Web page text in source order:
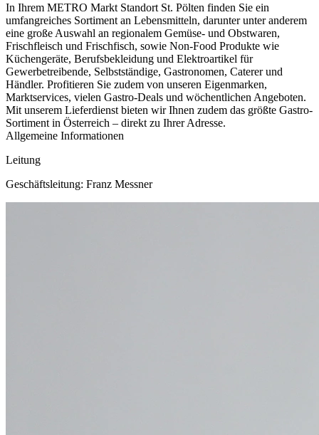
In Ihrem METRO Markt Standort St. Pölten finden Sie ein
umfangreiches Sortiment an Lebensmitteln, darunter unter anderem
eine große Auswahl an regionalem Gemüse- und Obstwaren,
Frischfleisch und Frischfisch, sowie Non-Food Produkte wie
Küchengeräte, Berufsbekleidung und Elektroartikel für
Gewerbetreibende, Selbstständige, Gastronomen, Caterer und
Händler. Profitieren Sie zudem von unseren Eigenmarken,
Marktservices, vielen Gastro-Deals und wöchentlichen Angeboten.
Mit unserem Lieferdienst bieten wir Ihnen zudem das größte Gastro-
Sortiment in Österreich – direkt zu Ihrer Adresse.
Allgemeine Informationen
Leitung
Geschäftsleitung: Franz Messner